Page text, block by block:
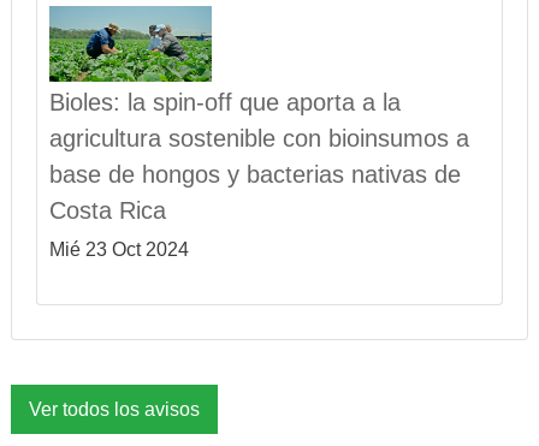
Bioles: la spin-off que aporta a la
agricultura sostenible con bioinsumos a
base de hongos y bacterias nativas de
Costa Rica
Mié 23 Oct 2024
Ver todos los avisos